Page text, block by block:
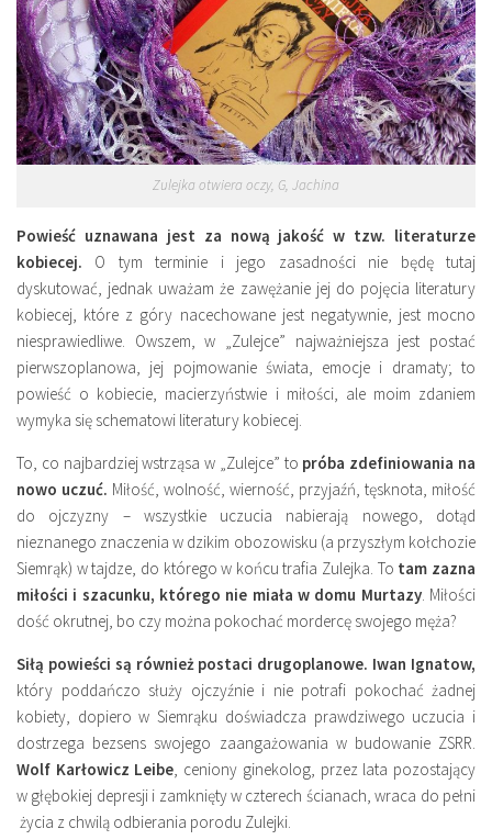
Zulejka otwiera oczy, G, Jachina
Powieść uznawana jest za nową jakość w tzw. literaturze
kobiecej. O tym terminie i jego zasadności nie będę tutaj
dyskutować, jednak uważam że zawężanie jej do pojęcia literatury
kobiecej, które z góry nacechowane jest negatywnie, jest mocno
niesprawiedliwe. Owszem, w „Zulejce” najważniejsza jest postać
pierwszoplanowa, jej pojmowanie świata, emocje i dramaty; to
powieść o kobiecie, macierzyństwie i miłości, ale moim zdaniem
wymyka się schematowi literatury kobiecej.
To, co najbardziej wstrząsa w „Zulejce” to próba zdefiniowania na
nowo uczuć. Miłość, wolność, wierność, przyjaźń, tęsknota, miłość
do ojczyzny – wszystkie uczucia nabierają nowego, dotąd
nieznanego znaczenia w dzikim obozowisku (a przyszłym kołchozie
Siemrąk) w tajdze, do którego w końcu trafia Zulejka. To tam zazna
miłości i szacunku, którego nie miała w domu Murtazy. Miłości
dość okrutnej, bo czy można pokochać mordercę swojego męża?
Siłą powieści są również postaci drugoplanowe. Iwan Ignatow,
który poddańczo służy ojczyźnie i nie potrafi pokochać żadnej
kobiety, dopiero w Siemrąku doświadcza prawdziwego uczucia i
dostrzega bezsens swojego zaangażowania w budowanie ZSRR.
Wolf Karłowicz Leibe, ceniony ginekolog, przez lata pozostający
w głębokiej depresji i zamknięty w czterech ścianach, wraca do pełni
życia z chwilą odbierania porodu Zulejki.